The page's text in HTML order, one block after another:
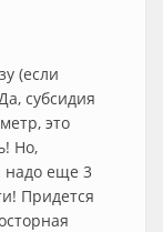
(если
субсидия
это
Но,
надо еще 3
Придется